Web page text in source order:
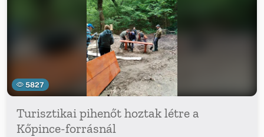
5827
Turisztikai pihenőt hoztak létre a
Kőpince-forrásnál